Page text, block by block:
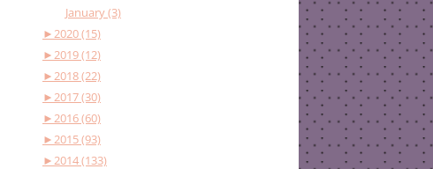
January (3)
►2020 (15)
►2019 (12)
►2018 (22)
►2017 (30)
►2016 (60)
►2015 (93)
►2014 (133)